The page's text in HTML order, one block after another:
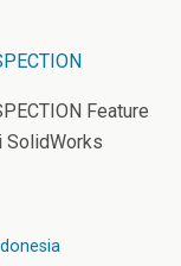
Feature
SolidWorks